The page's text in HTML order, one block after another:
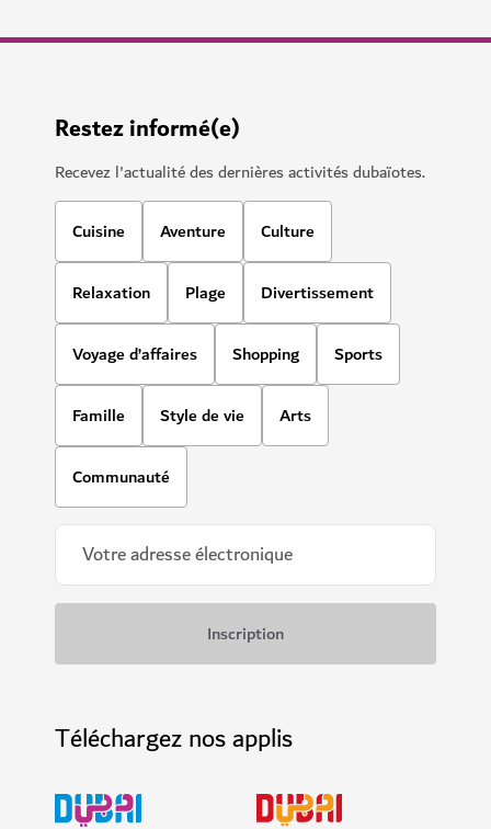
Restez informé(e)
Recevez l'actualité des dernières activités dubaïotes.
Cuisine Aventure Culture
Relaxation Plage Divertissement
Voyage d’affaires Shopping Sports
Famille Style de vie Arts
Communauté
Téléchargez nos applis